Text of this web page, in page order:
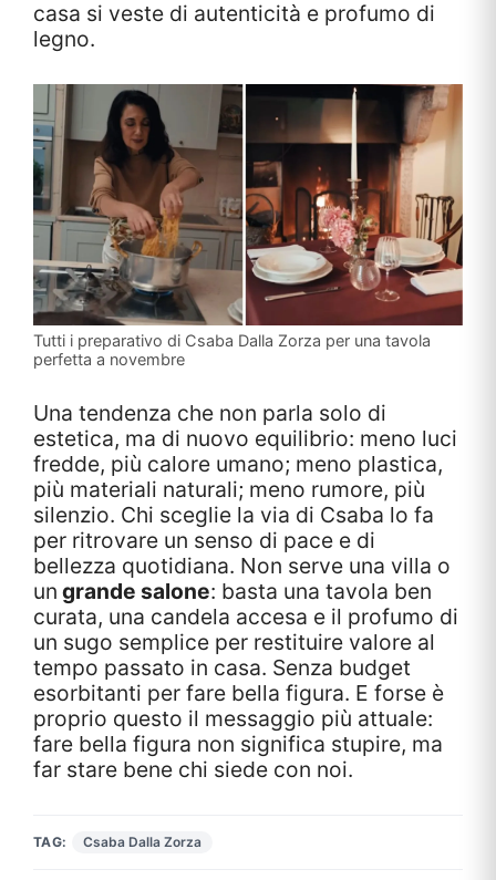
casa si veste di autenticità e profumo di
legno.
Tutti i preparativo di Csaba Dalla Zorza per una tavola
perfetta a novembre
Una tendenza che non parla solo di
estetica, ma di nuovo equilibrio: meno luci
fredde, più calore umano; meno plastica,
più materiali naturali; meno rumore, più
silenzio. Chi sceglie la via di Csaba lo fa
per ritrovare un senso di pace e di
bellezza quotidiana. Non serve una villa o
un grande salone: basta una tavola ben
curata, una candela accesa e il profumo di
un sugo semplice per restituire valore al
tempo passato in casa. Senza budget
esorbitanti per fare bella figura. E forse è
proprio questo il messaggio più attuale:
fare bella figura non significa stupire, ma
far stare bene chi siede con noi.
TAG: Csaba Dalla Zorza